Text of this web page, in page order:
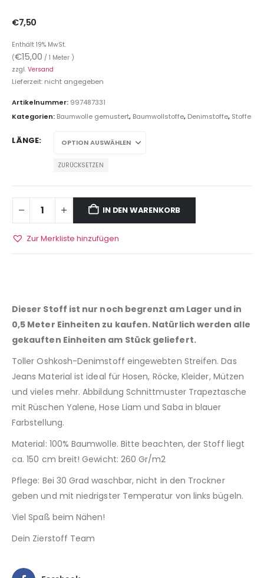
€7,50
Enthält 19% MwSt.
(€15,00 / 1 Meter )
zzgl. Versand
Lieferzeit: nicht angegeben
Artikelnummer: 997487331
Kategorien: Baumwolle gemustert, Baumwollstoffe, Denimstoffe, Stoffe
LÄNGE
ZURÜCKSETZEN
IN DEN WARENKORB
Zur Merkliste hinzufügen
Dieser Stoff ist nur noch begrenzt am Lager und in
0,5 Meter Einheiten zu kaufen. Natürlich werden alle
gekauften Einheiten am Stück geliefert.
Toller Oshkosh-Denimstoff eingewebten Streifen. Das
Jeans Material ist ideal für Hosen, Röcke, Kleider, Mützen
und vieles mehr. Abbildung Schnittmuster Trapeztasche
mit Rüschen Yalene, Hose Liam und Saba in blauer
Farbstellung.
Material: 100% Baumwolle. Bitte beachten, der Stoff liegt
ca. 150 cm breit! Gewicht: 260 Gr/m2
Pflege: Bei 30 Grad waschbar, nicht in den Trockner
geben und mit niedrigster Temperatur von links bügeln.
Viel Spaß beim Nähen!
Dein Zierstoff Team